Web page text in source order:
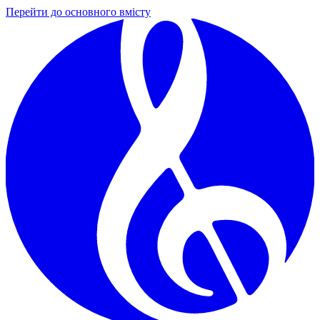
Перейти до основного вмісту